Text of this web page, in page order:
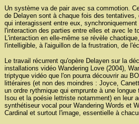
Un système va de pair avec sa commotion.
de Delayen sont à chaque fois des
qui interagissent entre eux,
l'interaction des parties entre elles et avec le
L'interaction en elle-même se révèle
l'intelligible, à l'aiguillon de la frustration, de
Le travail récurrent qu'opère Delayen sur la
installations vidéo Wandering Love (2004),
triptyque vidéo que l'on pourra découvrir au
littéraires (et non des moindres : Joyce,
un ordre rythmique qui emprunte à une
Isou et la poésie lettriste notamment) en leur
synthétiseur vocal pour Wandering Words et
Cardinal et surtout l'image, essentielle à